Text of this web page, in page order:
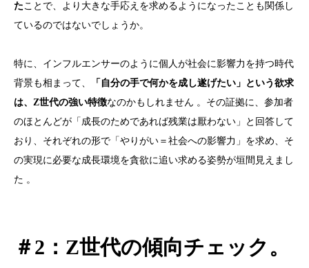
たことで、より大きな手応えを求めるようになったことも関係し
ているのではないでしょうか。
特に、インフルエンサーのように個人が社会に影響力を持つ時代
背景も相まって、
「自分の手で何かを成し遂げたい」という欲求
は、 Z世代の強い特徴なのかもしれません 。その証拠に、参加者
のほとんどが「成長のためであれば残業は厭わない」と回答して
おり、それぞれの形で「やりがい＝社会への影響力」を求め、そ
の実現に必要な成長環境を貪欲に追い求める姿勢が垣間見えまし
た 。
＃2 ： Z世代の傾向チェック。